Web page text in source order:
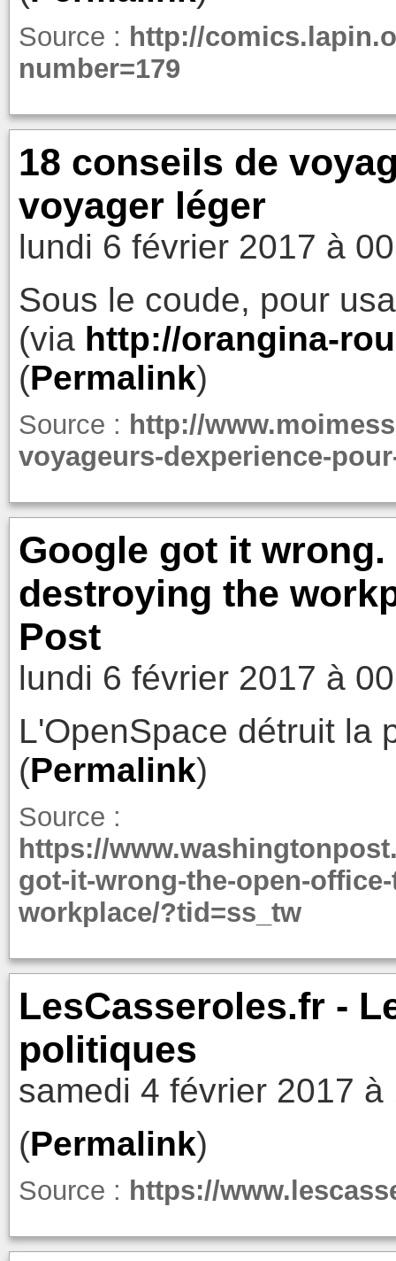
Source : http://
number=179
18 conseils de
voyager léger
lundi 6 février 2017 à
Sous le coude, pour
(via http://orangina-
(Permalink)
Source : http://
voyageurs-dexperience-
Google got it
destroying the
Post
lundi 6 février 2017 à
L'OpenSpace détruit la
(Permalink)
Source :
https://
got-it-wrong-the-open-
workplace/?tid=ss_tw
LesCasseroles.fr -
politiques
samedi 4 février 2017 à
(Permalink)
Source : https://